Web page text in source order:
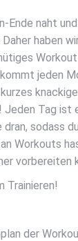
Ende naht
haben
jeden
Tag ist
dran, sodass
Workouts
vorbereiten
Trainieren!
der